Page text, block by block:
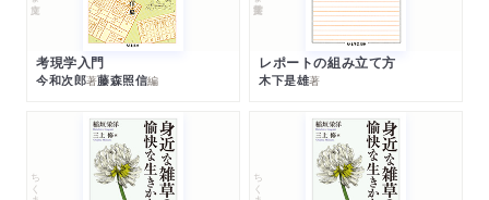
考現学入門
今和次郎著藤森照信編
レポートの組み立て方
木下是雄著
ちくま文庫 ちくま文庫